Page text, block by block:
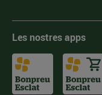
Les nostres apps